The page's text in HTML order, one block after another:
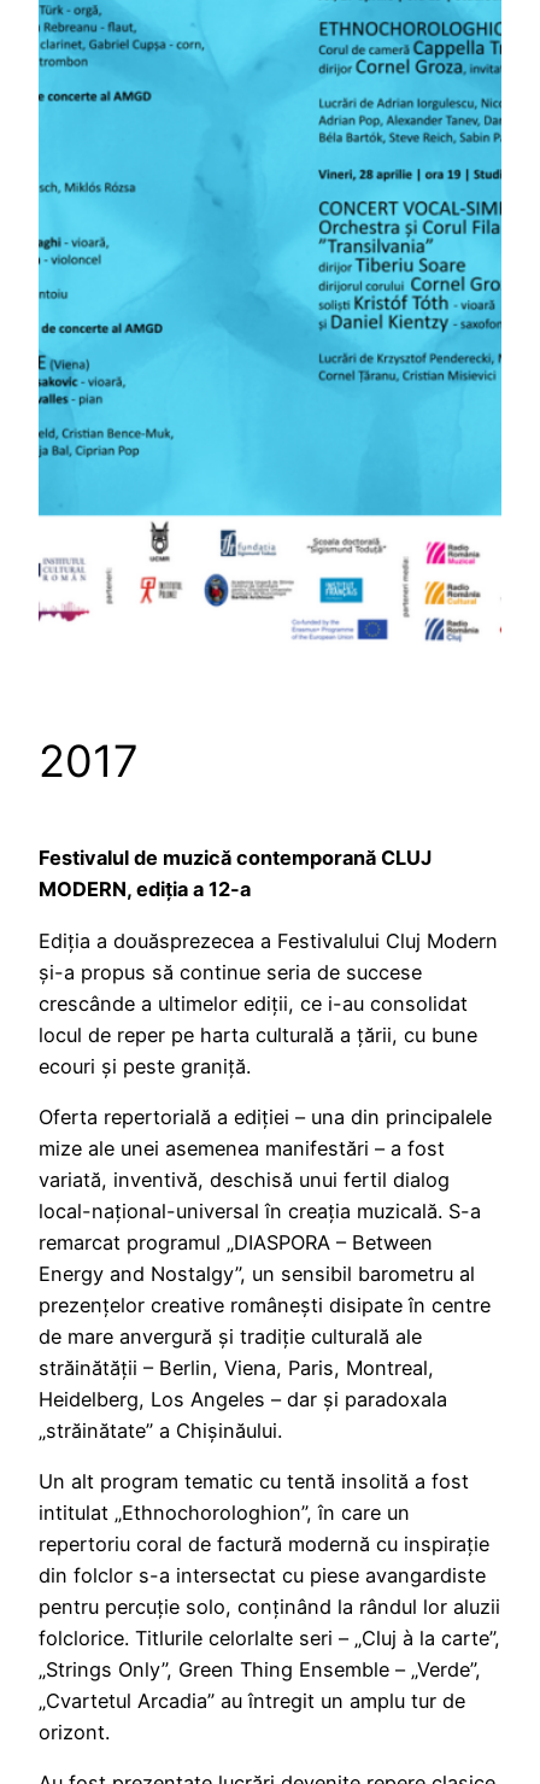
2017
Festivalul de muzică contemporană CLUJ
MODERN, ediția a 12-a
Ediția a douăsprezecea a Festivalului Cluj Modern
și-a propus să continue seria de succese
crescânde a ultimelor ediții, ce i-au consolidat
locul de reper pe harta culturală a țării, cu bune
ecouri și peste graniță.
Oferta repertorială a ediției – una din principalele
mize ale unei asemenea manifestări – a fost
variată, inventivă, deschisă unui fertil dialog
local-național-universal în creația muzicală. S-a
remarcat programul „DIASPORA – Between
Energy and Nostalgy”, un sensibil barometru al
prezențelor creative românești disipate în centre
de mare anvergură și tradiție culturală ale
străinătății – Berlin, Viena, Paris, Montreal,
Heidelberg, Los Angeles – dar și paradoxala
„străinătate” a Chișinăului.
Un alt program tematic cu tentă insolită a fost
intitulat „Ethnochorologhion”, în care un
repertoriu coral de factură modernă cu inspirație
din folclor s-a intersectat cu piese avangardiste
pentru percuție solo, conținând la rândul lor aluzii
folclorice. Titlurile celorlalte seri – „Cluj à la carte”,
„Strings Only”, Green Thing Ensemble – „Verde”,
„Cvartetul Arcadia” au întregit un amplu tur de
orizont.